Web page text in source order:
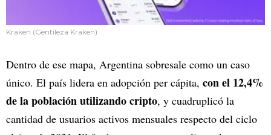
Kraken (Gentileza Kraken)
Dentro de ese mapa, Argentina sobresale como un caso
único. El país lidera en adopción per cápita, con el 12,4%
de la población utilizando cripto, y cuadruplicó la
cantidad de usuarios activos mensuales respecto del ciclo